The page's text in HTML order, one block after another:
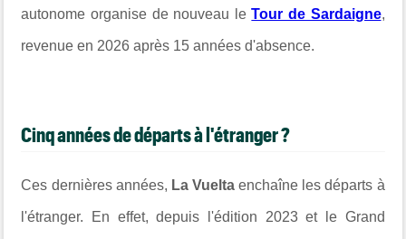
autonome organise de nouveau leTour de Sardaigne,
revenue en 2026 après 15 années d'absence.
Cinq années de départs à l'étranger ?
Ces dernières années, La Vueltaenchaîne les départs à
l'étranger. En effet, depuis l'édition 2023 et le Grand